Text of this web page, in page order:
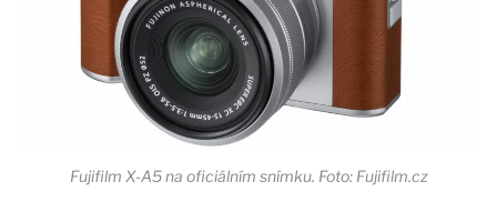
Fujifilm X-A5 na oficiálním snímku. Foto: Fujifilm.cz